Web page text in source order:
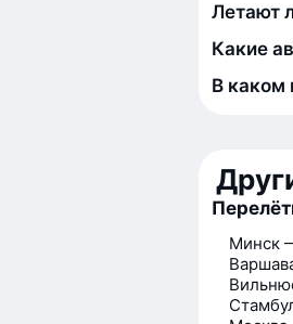
Летают
Какие
В каком
Минск